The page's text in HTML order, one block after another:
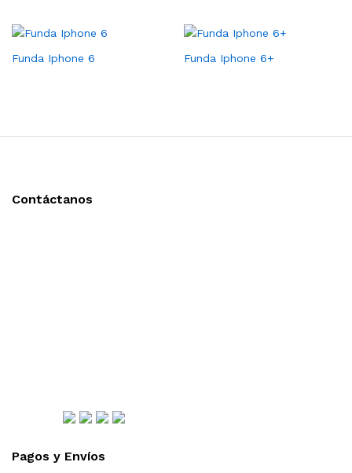
Funda Iphone 6 Funda Iphone 6+
Contáctanos
Pagos y Envíos